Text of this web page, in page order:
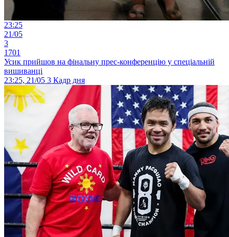
23:25
21/05
3
1701
Усик прийшов на фінальну прес-конференцію у спеціальній
вишиванці
23:25, 21/05 3 Кадр дня